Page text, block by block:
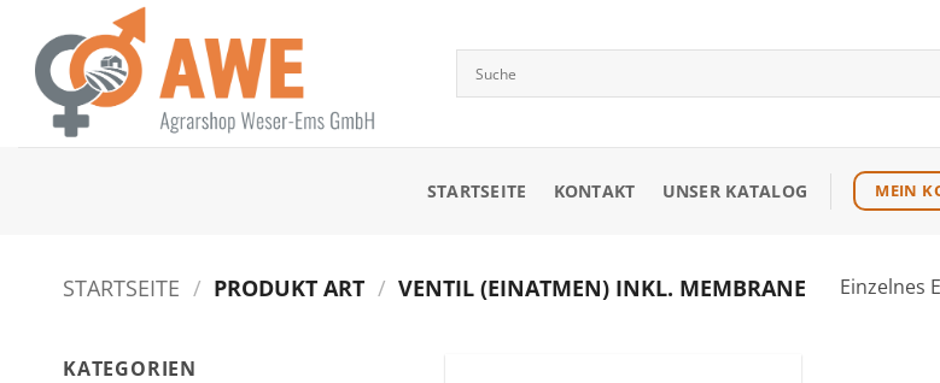
Inhalt
springen
STARTSEITE KONTAKT UNSER KATALOG MEIN
STARTSEITE / PRODUKT ART / VENTIL (EINATMEN) INKL. MEMBRANE Einzelnes
KATEGORIEN